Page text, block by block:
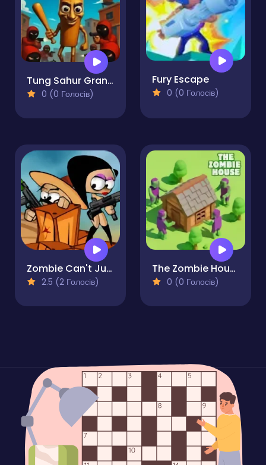
Tung Sahur Grand Mafia
0 (0 Голосів)
Fury Escape
0 (0 Голосів)
Zombie Can't Jump
2.5 (2 Голосів)
The Zombie House
0 (0 Голосів)